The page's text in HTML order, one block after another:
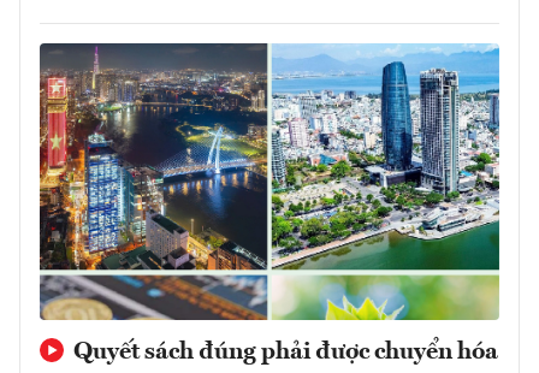
Quyết sách đúng phải được chuyển hóa